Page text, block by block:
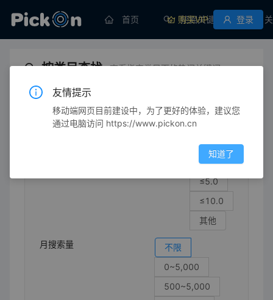
首页 挖掘关键词
购买VIP 登录
按类目查找 查看指定类目下的热门关键词
时尚杂货 帽子 请选择三级类目
不限
≤1.0
≤5.0
≤10.0
其他
月搜索量
不限
0~5,000
500~5,000
友情提示
移动端网页目前建设中，为了更好的体验，建议您
通过电脑访问 https://www.pickon.cn
知道了